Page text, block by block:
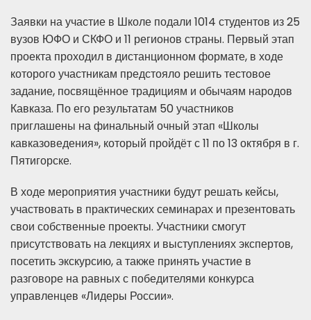
Заявки на участие в Школе подали 1014 студентов из 25
вузов ЮФО и СКФО и 11 регионов страны. Первый этап
проекта проходил в дистанционном формате, в ходе
которого участникам предстояло решить тестовое
задание, посвящённое традициям и обычаям народов
Кавказа. По его результатам 50 участников
приглашены на финальный очный этап «Школы
кавказоведения», который пройдёт с 11 по 13 октября в г.
Пятигорске.
В ходе мероприятия участники будут решать кейсы,
участвовать в практических семинарах и презентовать
свои собственные проекты. Участники смогут
присутствовать на лекциях и выступлениях экспертов,
посетить экскурсию, а также принять участие в
разговоре на равных с победителями конкурса
управленцев «Лидеры России».